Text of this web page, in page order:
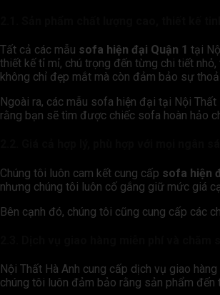
Tất cả các mẫu sofa hiện đại Quận 1 tại
thiết kế tỉ mỉ, chú trọng đến từng chi tiết
không chỉ đẹp mắt mà còn đảm bảo sự
Ngoài ra, các mẫu sofa hiện đại tại Nội
rằng bạn sẽ tìm được chiếc sofa hoàn hảo
Chúng tôi luôn cam kết cung cấp sofa hiện
nhưng chúng tôi luôn cố gắng giữ mức giá
Bên cạnh đó, chúng tôi cũng cung cấp các
Nội Thất Hà Anh cung cấp dịch vụ giao
chúng tôi luôn đảm bảo rằng sản phẩm đến